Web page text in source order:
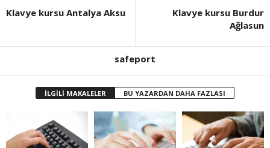
Klavye kursu Antalya Aksu
Klavye kursu Burdur
Ağlasun
safeport
İLGİLİ MAKALELER BU YAZARDAN DAHA FAZLASI